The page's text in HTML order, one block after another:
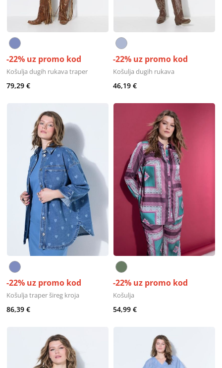
-22% uz promo kod
Košulja dugih rukava traper
79,29 €
-22% uz promo kod
Košulja dugih rukava
46,19 €
-22% uz promo kod
Košulja traper šireg kroja
86,39 €
-22% uz promo kod
Košulja
54,99 €